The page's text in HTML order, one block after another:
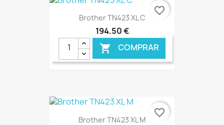
€ ONLINE
Brother TN423 XL C
194,50 €
 COMPRAR
€ ONLINE
favorite_border
Brother TN423 XL M
favorite_border